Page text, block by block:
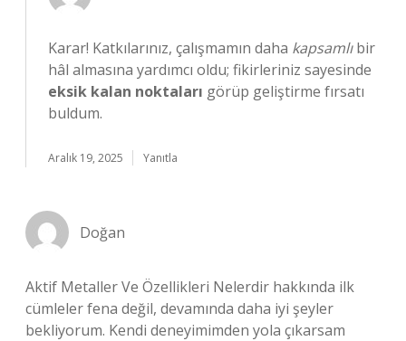
Karar! Katkılarınız, çalışmamın daha kapsamlıbir
hâl almasına yardımcı oldu; fikirleriniz sayesinde
eksik kalan noktaları görüp geliştirme fırsatı
buldum.
Aralık 19, 2025 Yanıtla
Doğan
Aktif Metaller Ve Özellikleri Nelerdir hakkında ilk
cümleler fena değil, devamında daha iyi şeyler
bekliyorum. Kendi deneyimimden yola çıkarsam